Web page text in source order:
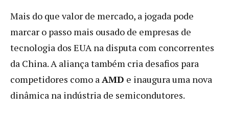
Mais do que valor de mercado, a jogada pode
marcar o passo mais ousado de empresas de
tecnologia dos EUA na disputa com concorrentes
da China. A aliança também cria desafios para
competidores como aAMD e inaugura uma nova
dinâmica na indústria de semicondutores.